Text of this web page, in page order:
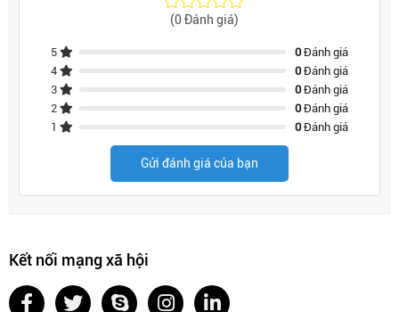
(0 Đánh giá)
5 0Đánh giá
4
0Đánh giá
3
0Đánh giá
2
0Đánh giá
1
0Đánh giá
Gửi đánh giá của bạn
Kết nối mạng xã hội